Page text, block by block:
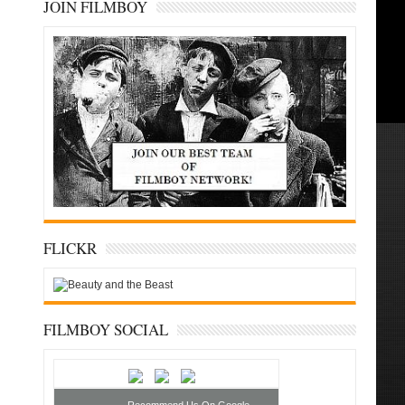
JOIN FILMBOY
FLICKR
FILMBOY SOCIAL